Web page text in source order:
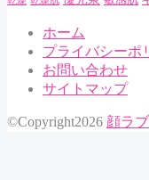
ホーム
プライバシーポ
お問い合わせ
サイトマップ
©Copyright2026 顔ラブ